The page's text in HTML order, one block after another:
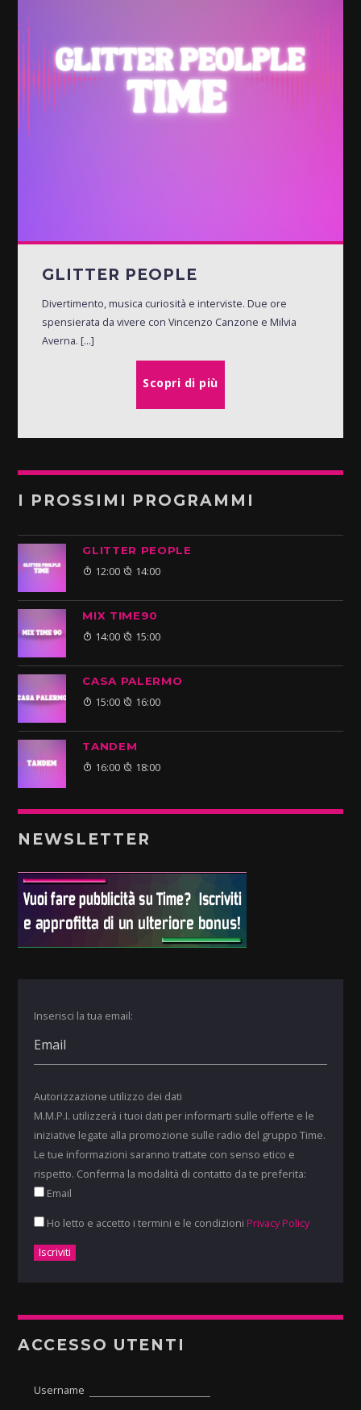
GLITTER PEOPLE
Divertimento, musica curiosità e interviste. Due ore
spensierata da vivere con Vincenzo Canzone e Milvia
Averna. [...]
Scopri di più
I PROSSIMI PROGRAMMI
GLITTER PEOPLE
12:00 14:00
MIX TIME90
14:00 15:00
CASA PALERMO
15:00 16:00
TANDEM
16:00 18:00
NEWSLETTER
Inserisci la tua email:
Autorizzazione utilizzo dei dati
M.M.P.I. utilizzerà i tuoi dati per informarti sulle offerte e le
iniziative legate alla promozione sulle radio del gruppo Time.
Le tue informazioni saranno trattate con senso etico e
rispetto. Conferma la modalità di contatto da te preferita:
Email
Ho letto e accetto i termini e le condizioni Privacy Policy
ACCESSO UTENTI
Username